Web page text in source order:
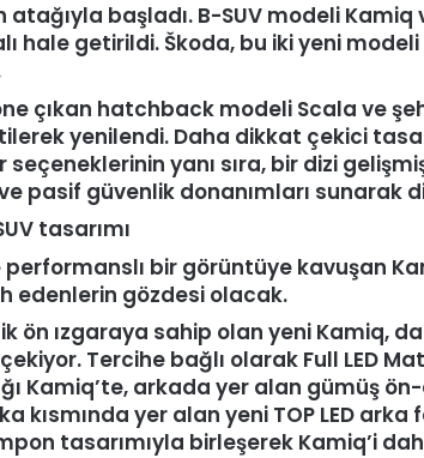
atağıyla başladı. B-SUV modeli
hale getirildi. Škoda, bu iki yeni modeli
çıkan hatchback modeli Scala ve
yenilendi. Daha dikkat çekici
yanı sıra, bir dizi
pasif güvenlik donanımları sunarak
tasarımı
bir görüntüye kavuşan
edenlerin gözdesi olacak.
ön ızgaraya sahip olan yeni Kamiq,
Tercihe bağlı olarak Full LED
Kamiq’te, arkada yer alan gümüş ön-
kısmında yer alan yeni TOP LED arka
tasarımıyla birleşerek Kamiq’i